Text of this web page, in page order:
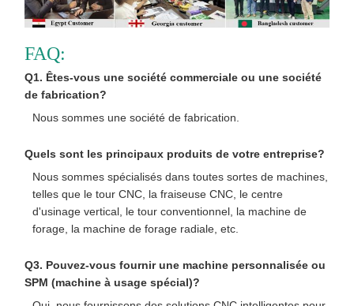
FAQ:
Q1. Êtes-vous une société commerciale ou une société
de fabrication?
Nous sommes une société de fabrication.
Quels sont les principaux produits de votre entreprise?
Nous sommes spécialisés dans toutes sortes de machines,
telles que le tour CNC, la fraiseuse CNC, le centre
d'usinage vertical, le tour conventionnel, la machine de
forage, la machine de forage radiale, etc.
Q3. Pouvez-vous fournir une machine personnalisée ou
SPM (machine à usage spécial)?